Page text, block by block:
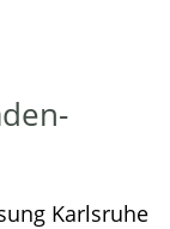
Karlsruhe